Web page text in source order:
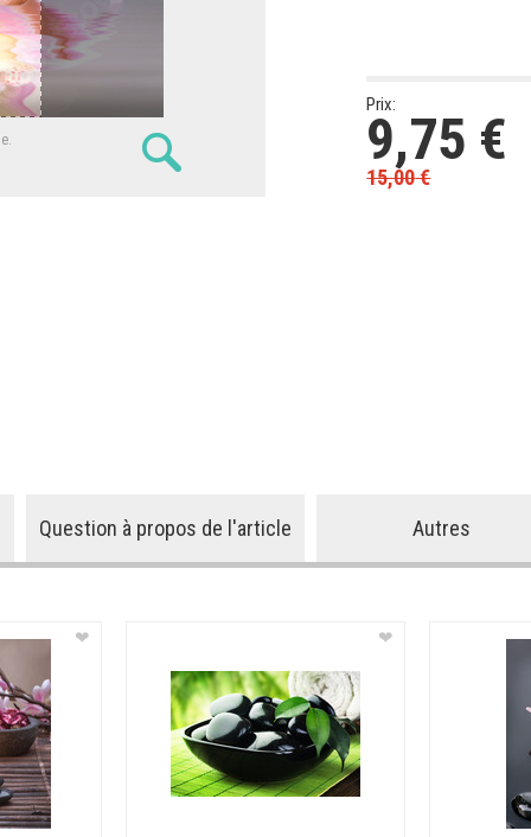
Prix:
9,75 €
15,00€
Question à propos de l'article Autres
❤ ❤